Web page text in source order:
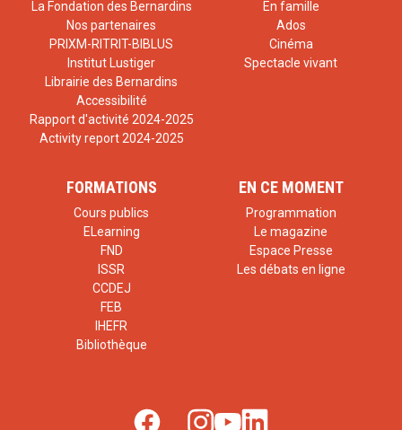
La Fondation des Bernardins
Nos partenaires
PRIXM-RITRIT-BIBLUS
Institut Lustiger
Librairie des Bernardins
Accessibilité
Rapport d'activité 2024-2025
Activity report 2024-2025
En famille
Ados
Cinéma
Spectacle vivant
FORMATIONS
Cours publics
ELearning
FND
ISSR
CCDEJ
FEB
IHEFR
Bibliothèque
EN CE MOMENT
Programmation
Le magazine
Espace Presse
Les débats en ligne